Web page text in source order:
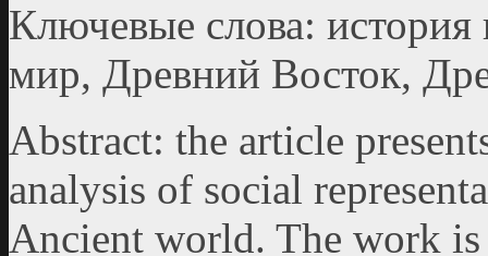
Ключевые слова:
мир, Древний Восток,
Abstract: the article
analysis of social
Ancient world. The work